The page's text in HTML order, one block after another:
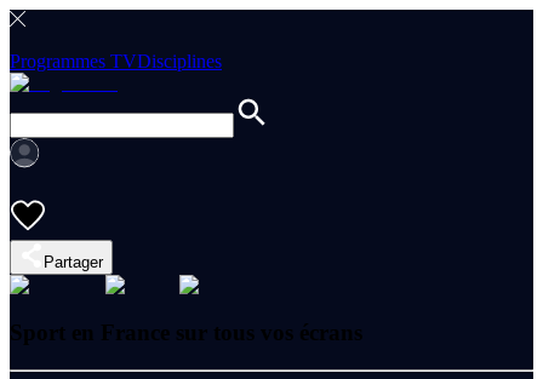
Programmes TVDisciplines
Partager
Sport en France sur tous vos écrans